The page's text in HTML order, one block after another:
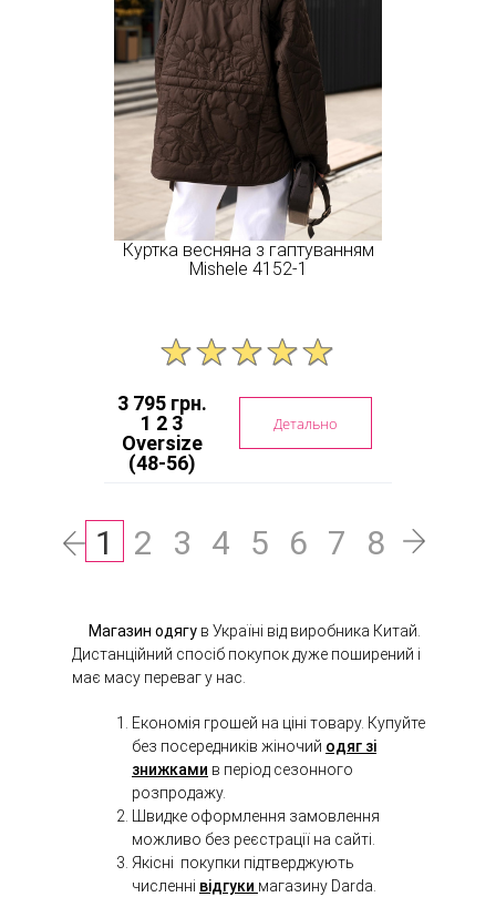
Куртка весняна з гаптуванням
Mishele 4152-1
3 795 грн.
1 2 3
Oversize
(48-56)
Детально
1 2 3 4 5 6 7 8
Магазин одягу в Україні від виробника Китай.
Дистанційний спосіб покупок дуже поширений і
має масу переваг у нас.
Економія грошей на ціні товару. Купуйте
без посередників жіночий одяг зі
знижками в період сезонного
розпродажу.
Швидке оформлення замовлення
можливо без реєстрації на сайті.
Якісні покупки підтверджують
численні відгуки магазину Darda.